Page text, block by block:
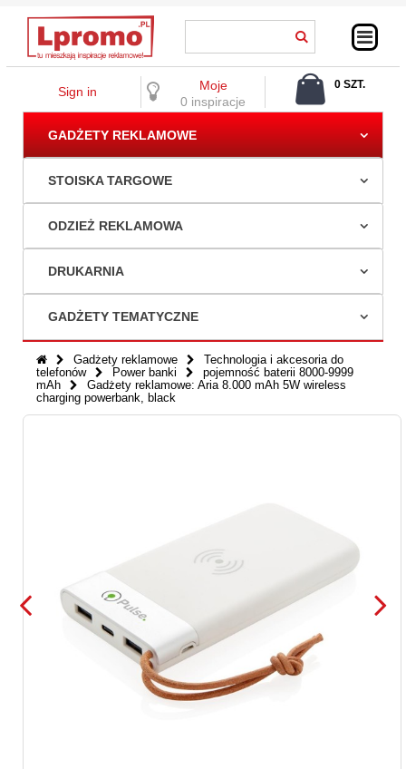
Sign in
Moje
0 inspiracje
0 SZT.
GADŻETY REKLAMOWE
STOISKA TARGOWE
ODZIEŻ REKLAMOWA
DRUKARNIA
GADŻETY TEMATYCZNE
Gadżety reklamowe
Technologia i akcesoria do
telefonów
Power banki
pojemność baterii 8000-9999
mAh
Gadżety reklamowe: Aria 8.000 mAh 5W wireless
charging powerbank, black